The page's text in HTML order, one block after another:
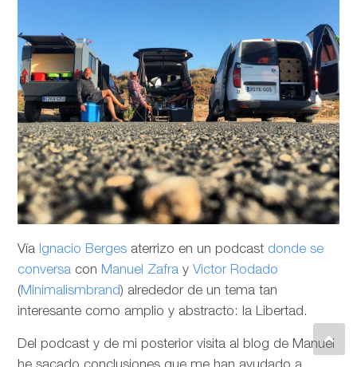
Vía Ignacio Berges aterrizo en un podcast donde se
conversa con Manuel Zafra y Victor Rodado
(Minimalismbrand) alrededor de un tema tan
interesante como amplio y abstracto: la Libertad.
Del podcast y de mi posterior visita al blog de Manuel